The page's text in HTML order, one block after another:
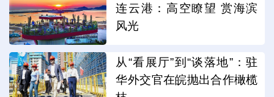
连云港：高空瞭望 赏海滨
风光
从“看展厅”到“谈落地”：驻
华外交官在皖抛出合作橄榄